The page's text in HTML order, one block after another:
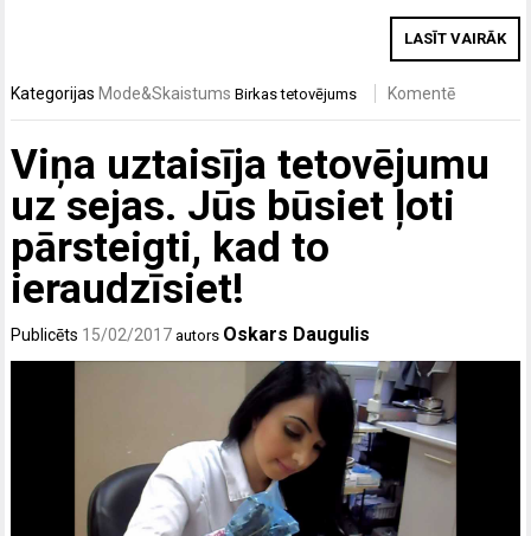
LASĪT VAIRĀK
Kategorijas Mode&Skaistums Birkastetovējums Komentē
Viņa uztaisīja tetovējumu
uz sejas. Jūs būsiet ļoti
pārsteigti, kad to
ieraudzīsiet!
Publicēts 15/02/2017 autors Oskars Daugulis